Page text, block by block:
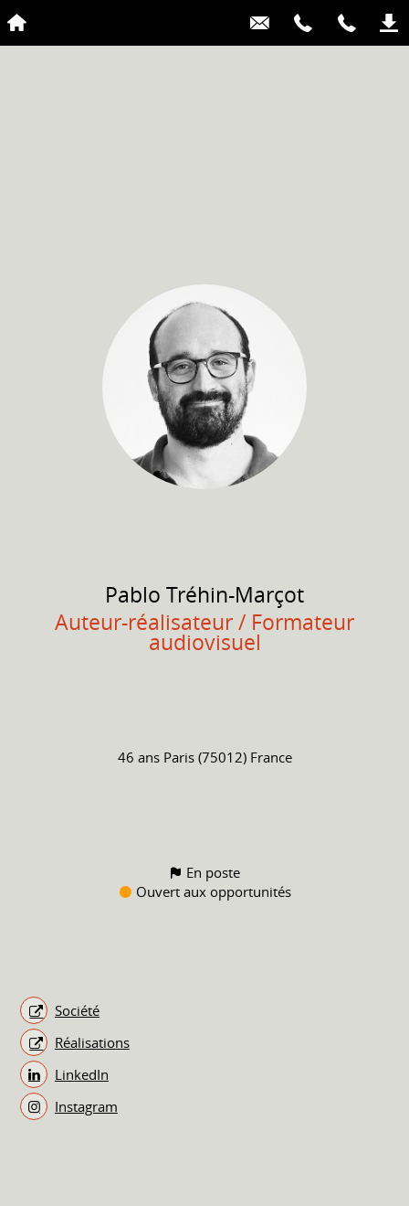
Pablo Tréhin-Marçot
Auteur-réalisateur / Formateur
audiovisuel
46 ans Paris (75012) France
En poste
Ouvert aux opportunités
Société
Réalisations
LinkedIn
Instagram